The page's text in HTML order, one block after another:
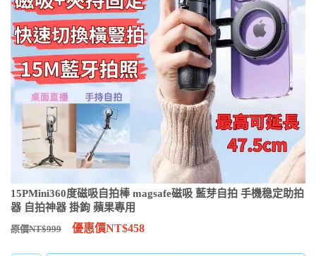
15PMini360度磁吸自拍棒 magsafe磁吸 藍芽自拍 手機稳定助拍
器 自拍神器 掛鉤 蘋果專用
原價NT$999 優惠價NT$458